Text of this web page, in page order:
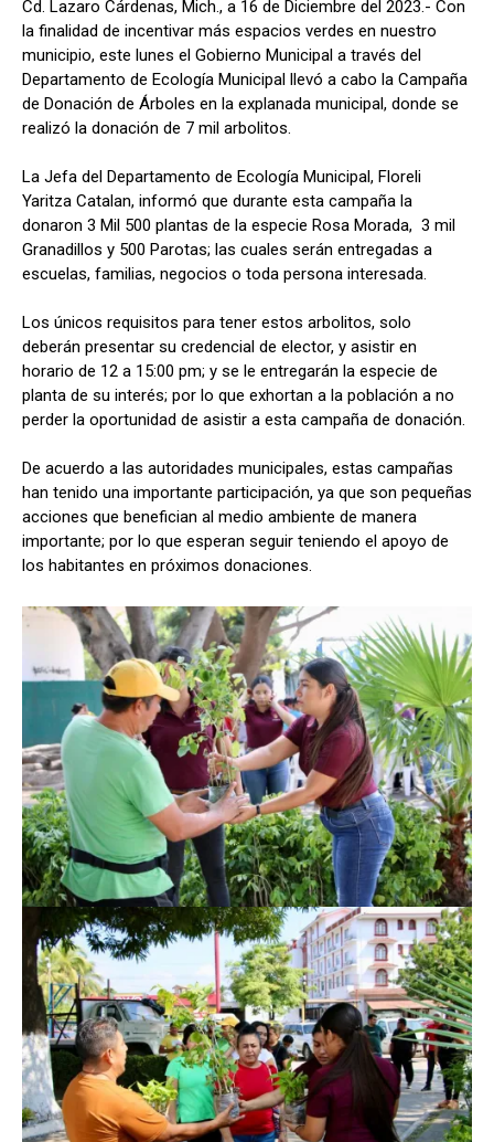
Cd. Lazaro Cárdenas, Mich., a 16 de Diciembre del 2023.- Con
la finalidad de incentivar más espacios verdes en nuestro
municipio, este lunes el Gobierno Municipal a través del
Departamento de Ecología Municipal llevó a cabo la Campaña
de Donación de Árboles en la explanada municipal, donde se
realizó la donación de 7 mil arbolitos.
La Jefa del Departamento de Ecología Municipal, Floreli
Yaritza Catalan, informó que durante esta campaña la
donaron 3 Mil 500 plantas de la especie Rosa Morada, 3 mil
Granadillos y 500 Parotas; las cuales serán entregadas a
escuelas, familias, negocios o toda persona interesada.
Los únicos requisitos para tener estos arbolitos, solo
deberán presentar su credencial de elector, y asistir en
horario de 12 a 15:00 pm; y se le entregarán la especie de
planta de su interés; por lo que exhortan a la población a no
perder la oportunidad de asistir a esta campaña de donación.
De acuerdo a las autoridades municipales, estas campañas
han tenido una importante participación, ya que son pequeñas
acciones que benefician al medio ambiente de manera
importante; por lo que esperan seguir teniendo el apoyo de
los habitantes en próximos donaciones.